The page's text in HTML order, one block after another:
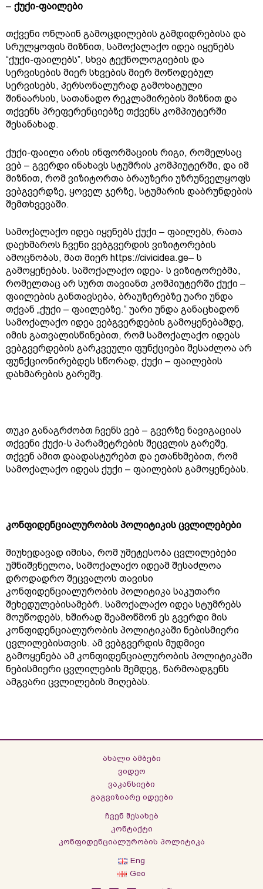
– ქუქი-ფაილები
თქვენი ონლაინ გამოცდილების გამდიდრებისა და
სრულყოფის მიზნით, სამოქალაქო იდეა იყენებს
“ქუქი-ფაილებს”, სხვა ტექნოლოგიების და
სერვისების მიერ სხვების მიერ მოწოდებულ
სერვისებს, პერსონალურად გამოხატული
შინაარსის, სათანადო რეკლამირების მიზნით და
თქვენს პრეფერენციებზე თქვენს კომპიუტერში
შესანახად.
ქუქი-ფაილი არის ინფორმაციის რიგი, რომელსაც
ვებ – გვერდი ინახავს სტუმრის კომპიუტერში, და იმ
მიზნით, რომ ვიზიტორთა ბრაუზერი უზრუნველყოფს
ვებგვერდზე, ყოველ ჯერზე, სტუმარის დაბრუნდების
შემთხვევაში.
სამოქალაქო იდეა იყენებს ქუქი – ფაილებს, რათა
დაეხმაროს ჩვენი ვებგვერდის ვიზიტორების
ამოცნობას, მათ მიერ https://civicidea.ge– ს
გამოყენებას. სამოქალაქო იდეა- ს ვიზიტორებმა,
რომელთაც არ სურთ თავიანთ კომპიუტერში ქუქი –
ფაილების განთავსება, ბრაუზერებზე უარი უნდა
თქვან „ქუქი – ფაილებზე.“ უარი უნდა განაცხადონ
სამოქალაქო იდეა ვებგვერდების გამოყენებამდე,
იმის გათვალისწინებით, რომ სამოქალაქო იდეას
ვებგვერდების გარკვეული ფუნქციები შესაძლოა არ
ფუნქციონირებდეს სწორად, ქუქი – ფაილების
დახმარების გარეშე.
თუკი განაგრძობთ ჩვენს ვებ – გვერზე ნავიგაციას
თქვენი ქუქი-ს პარამეტრების შეცვლის გარეშე,
თქვენ ამით დაადასტურებთ და ეთანხმებით, რომ
სამოქალაქო იდეას ქუქი – ფაილების გამოყენებას.
კონფიდენციალურობის პოლიტიკის ცვლილებები
მიუხედავად იმისა, რომ უმეტესობა ცვლილებები
უმნიშვნელოა, სამოქალაქო იდეამ შესაძლოა
დროდადრო შეცვალოს თავისი
კონფიდენციალურობის პოლიტიკა საკუთარი
შეხედულებისამებრ. სამოქალაქო იდეა სტუმრებს
მოუწოდებს, ხშირად შეამოწმონ ეს გვერდი მის
კონფიდენციალურობის პოლიტიკაში ნებისმიერი
ცვლილებისთვის. ამ ვებგვერდის მუდმივი
გამოყენება ამ კონფიდენციალურობის პოლიტიკაში
ნებისმიერი ცვლილების შემდეგ, წარმოადგენს
ამგვარი ცვლილების მიღებას.
ახალი ამბები
ვიდეო
ვაკანსიები
გაგვიზიარე იდეები
ჩვენ შესახებ
კონტაქტი
კონფიდენციალურობის პოლიტიკა
Eng
Geo